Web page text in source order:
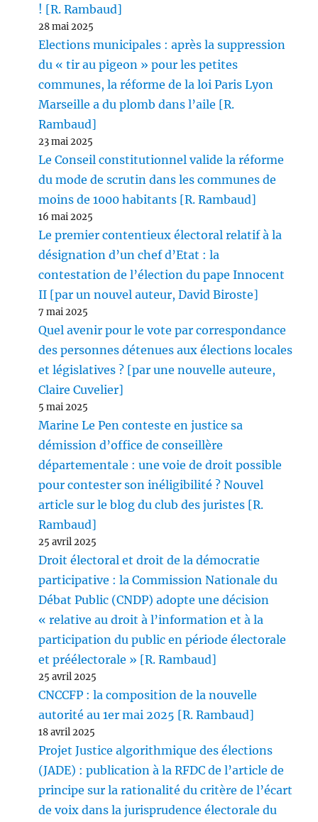
! [R. Rambaud]
28 mai 2025
Elections municipales : après la suppression
du « tir au pigeon » pour les petites
communes, la réforme de la loi Paris Lyon
Marseille a du plomb dans l’aile [R.
Rambaud]
23 mai 2025
Le Conseil constitutionnel valide la réforme
du mode de scrutin dans les communes de
moins de 1000 habitants [R. Rambaud]
16 mai 2025
Le premier contentieux électoral relatif à la
désignation d’un chef d’Etat : la
contestation de l’élection du pape Innocent
II [par un nouvel auteur, David Biroste]
7 mai 2025
Quel avenir pour le vote par correspondance
des personnes détenues aux élections locales
et législatives ? [par une nouvelle auteure,
Claire Cuvelier]
5 mai 2025
Marine Le Pen conteste en justice sa
démission d’office de conseillère
départementale : une voie de droit possible
pour contester son inéligibilité ? Nouvel
article sur le blog du club des juristes [R.
Rambaud]
25 avril 2025
Droit électoral et droit de la démocratie
participative : la Commission Nationale du
Débat Public (CNDP) adopte une décision
« relative au droit à l’information et à la
participation du public en période électorale
et préélectorale » [R. Rambaud]
25 avril 2025
CNCCFP : la composition de la nouvelle
autorité au 1er mai 2025 [R. Rambaud]
18 avril 2025
Projet Justice algorithmique des élections
(JADE) : publication à la RFDC de l’article de
principe sur la rationalité du critère de l’écart
de voix dans la jurisprudence électorale du